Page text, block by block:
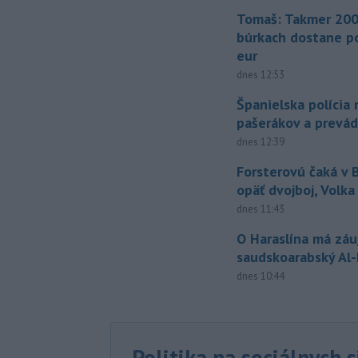
Tomaš: Takmer
búrkach dostane
eur
dnes 12:53
Španielska polícia
pašerákov a
dnes 12:39
Forsterovú čaká v
opäť dvojboj,
dnes 11:43
O Haraslína má
saudskoarabský
dnes 10:44